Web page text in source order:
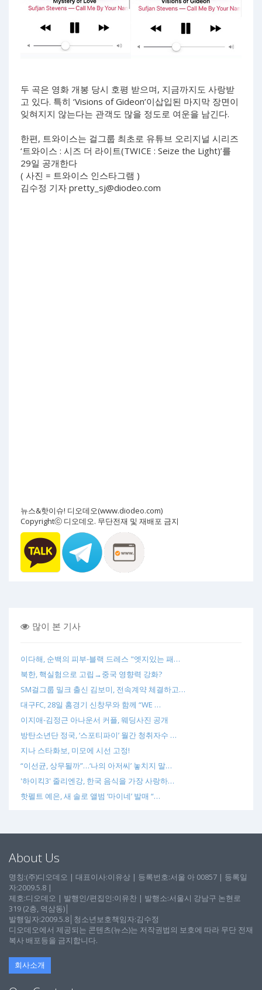
두 곡은 영화 개봉 당시 호평 받으며, 지금까지도 사랑받
고 있다. 특히 ‘Visions of Gideon’이삽입된 마지막 장면이
잊혀지지 않는다는 관객도 많을 정도로 여운을 남긴다.
한편, 트와이스는 걸그룹 최초로 유튜브 오리지널 시리즈
‘트와이스 : 시즈 더 라이트(TWICE : Seize the Light)’를
29일 공개한다
( 사진 = 트와이스 인스타그램 )
김수정 기자 pretty_sj@diodeo.com
뉴스&핫이슈! 디오데오(www.diodeo.com)
Copyrightⓒ 디오데오. 무단전재 및 재배포 금지
많이 본 기사
이다해, 순백의 피부-블랙 드레스 "엣지있는 패…
북한, 핵실험으로 고립→중국 영향력 강화?
SM걸그룹 밀크 출신 김보미, 전속계약 체결하고…
대구FC, 28일 홈경기 신창무와 함께 “WE …
이지애-김정근 아나운서 커플, 웨딩사진 공개
방탄소년단 정국, ‘스포티파이’ 월간 청취자수 …
지나 스타화보, 미모에 시선 고정!
“이선균, 상무될까”…‘나의 아저씨’ 놓치지 말…
'하이킥3' 줄리엔강, 한국 음식을 가장 사랑하…
핫펠트 예은, 새 솔로 앨범 ‘마이네’ 발매 “…
About Us
명칭:(주)디오데오 | 대표이사:이유상 | 등록번호:서울 아 00857 | 등록일
자:2009.5.8 |
제호:디오데오 | 발행인/편집인:이유찬 | 발행소:서울시 강남구 논현로
319 (2층, 역삼동)│
발행일자:2009.5.8│청소년보호책임자:김수정
디오데오에서 제공되는 콘텐츠(뉴스)는 저작권법의 보호에 따라 무단 전재
복사 배포등을 금지합니다.
회사소개